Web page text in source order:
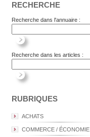
RECHERCHE
Recherche dans l'annuaire :
Recherche dans les articles :
RUBRIQUES
ACHATS
COMMERCE / ÉCONOMIE